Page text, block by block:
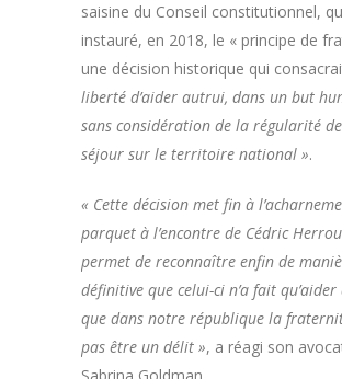
saisine du Conseil constitutionnel,
instauré, en 2018, le « principe de
une décision historique qui
liberté d’aider autrui, dans un but
sans considération de la régularité
séjour sur le territoire national ».
« Cette décision met fin à
parquet à l’encontre de Cédric
permet de reconnaître enfin de
définitive que celui-ci n’a fait
que dans notre république la
pas être un délit », a réagi son